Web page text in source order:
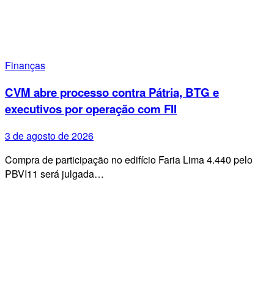
Finanças
CVM abre processo contra Pátria, BTG e
executivos por operação com FII
3 de agosto de 2026
Compra de participação no edifício Faria Lima 4.440 pelo
PBVI11 será julgada…